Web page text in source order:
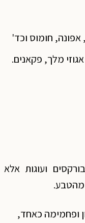
חומוס וכד'
מלך, פקאנים.
ועוגות אלא
מהטבע.
ופחמימה כאחד,